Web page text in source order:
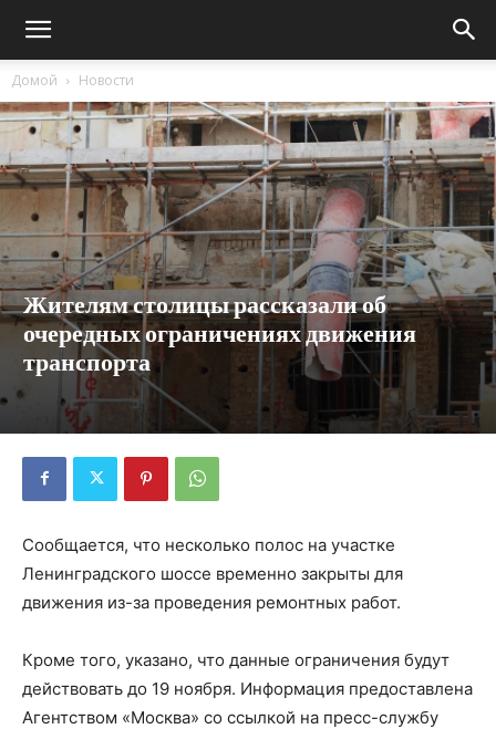
Домой Новости
Жителям столицы рассказали об
очередных ограничениях движения
транспорта
Сообщается, что несколько полос на участке
Ленинградского шоссе временно закрыты для
движения из-за проведения ремонтных работ.
Кроме того, указано, что данные ограничения будут
действовать до 19 ноября. Информация предоставлена
Агентством «Москва» со ссылкой на пресс-службу